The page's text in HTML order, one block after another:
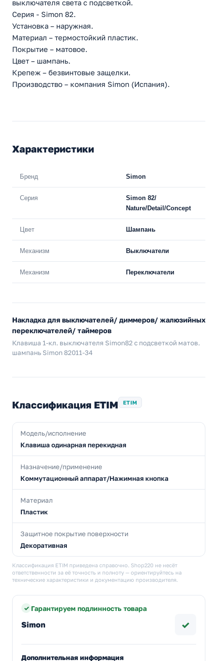
выключателя света с подсветкой.
Серия - Simon 82.
Установка – наружная.
Материал – термостойкий пластик.
Покрытие – матовое.
Цвет – шампань.
Крепеж – безвинтовые защелки.
Производство – компания Simon (Испания).
Характеристики
Бренд Simon
Серия
Simon 82/
Nature/Detail/Concept
Цвет Шампань
Механизм Выключатели
Механизм Переключатели
Накладка для выключателей/ диммеров/ жалюзийных
переключателей/ таймеров
Клавиша 1-кл. выключателя Simon82 с подсветкой матов.
шампань Simon 82011-34
Классификация ETIM ETIM
Модель/исполнение
Клавиша одинарная перекидная
Назначение/применение
Коммутационный аппарат/Нажимная кнопка
Материал
Пластик
Защитное покрытие поверхности
Декоративная
Классификация ETIM приведена справочно. Shop220 не несёт
ответственности за её точность и полноту — ориентируйтесь на
технические характеристики и документацию производителя.
Гарантируем подлинность товара
Simon ✓
Дополнительная информация